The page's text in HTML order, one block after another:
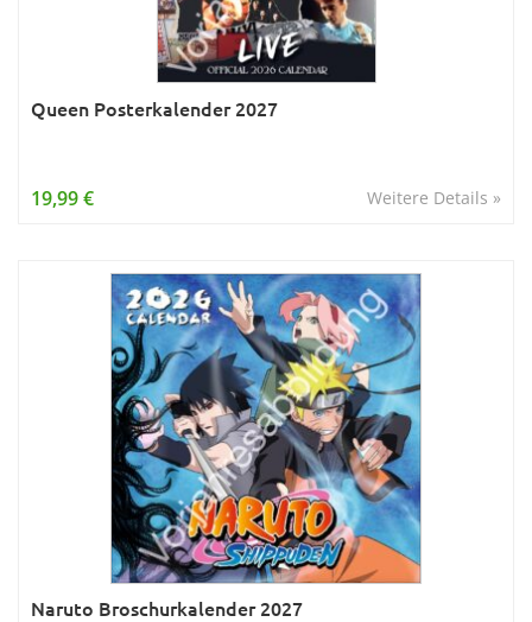
Queen Posterkalender 2027
Weitere Details »
19,99 €
Naruto Broschurkalender 2027